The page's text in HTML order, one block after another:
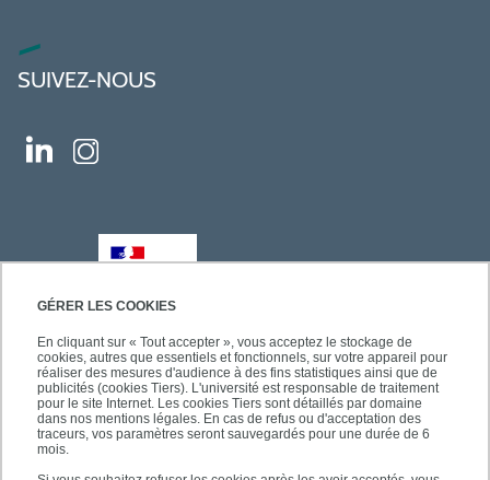
GÉRER LES COOKIES
En cliquant sur « Tout accepter », vous acceptez le stockage de
cookies, autres que essentiels et fonctionnels, sur votre appareil pour
réaliser des mesures d'audience à des fins statistiques ainsi que de
publicités (cookies Tiers). L'université est responsable de traitement
pour le site Internet. Les cookies Tiers sont détaillés par domaine
dans nos mentions légales. En cas de refus ou d'acceptation des
traceurs, vos paramètres seront sauvegardés pour une durée de 6
mois.
SUIVEZ-NOUS